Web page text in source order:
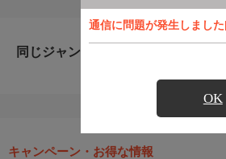
通信に問題が発生しまし
OK
同じジャンルのおすすめ番組
キャンペーン・お得な情報